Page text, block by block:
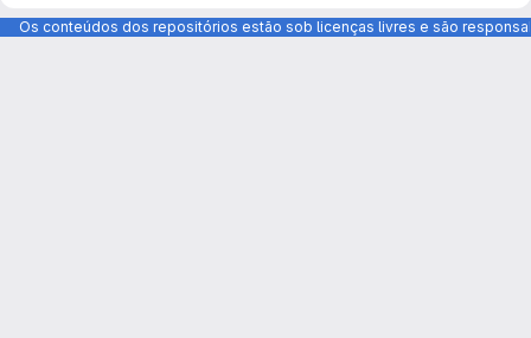
Os conteúdos dos repositórios estão sob licenças livres e são